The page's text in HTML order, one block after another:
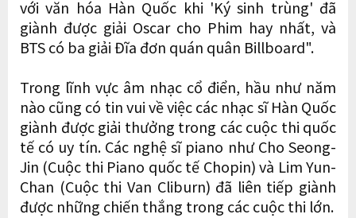
với văn hóa Hàn Quốc khi 'Ký sinh trùng' đã
giành được giải Oscar cho Phim hay nhất, và
BTS có ba giải Đĩa đơn quán quân Billboard".
Trong lĩnh vực âm nhạc cổ điển, hầu như năm
nào cũng có tin vui về việc các nhạc sĩ Hàn Quốc
giành được giải thưởng trong các cuộc thi quốc
tế có uy tín. Các nghệ sĩ piano như Cho Seong-
Jin (Cuộc thi Piano quốc tế Chopin) và Lim Yun-
Chan (Cuộc thi Van Cliburn) đã liên tiếp giành
được những chiến thắng trong các cuộc thi lớn.